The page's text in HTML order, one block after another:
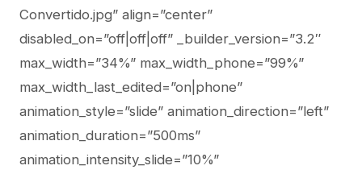
Convertido.jpg” align=”center”
disabled_on=”off|off|off” _builder_version=”3.2″
max_width=”34%” max_width_phone=”99%”
max_width_last_edited=”on|phone”
animation_style=”slide” animation_direction=”left”
animation_duration=”500ms”
animation_intensity_slide=”10%”